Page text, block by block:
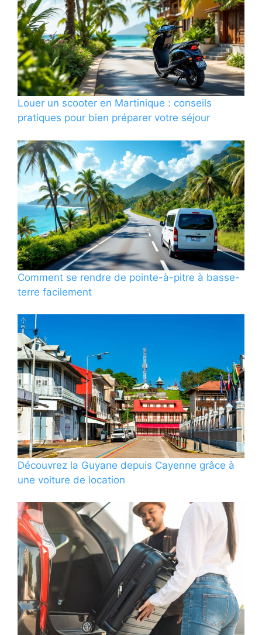
Louer un scooter en Martinique : conseils
pratiques pour bien préparer votre séjour
Comment se rendre de pointe-à-pitre à basse-
terre facilement
Découvrez la Guyane depuis Cayenne grâce à
une voiture de location